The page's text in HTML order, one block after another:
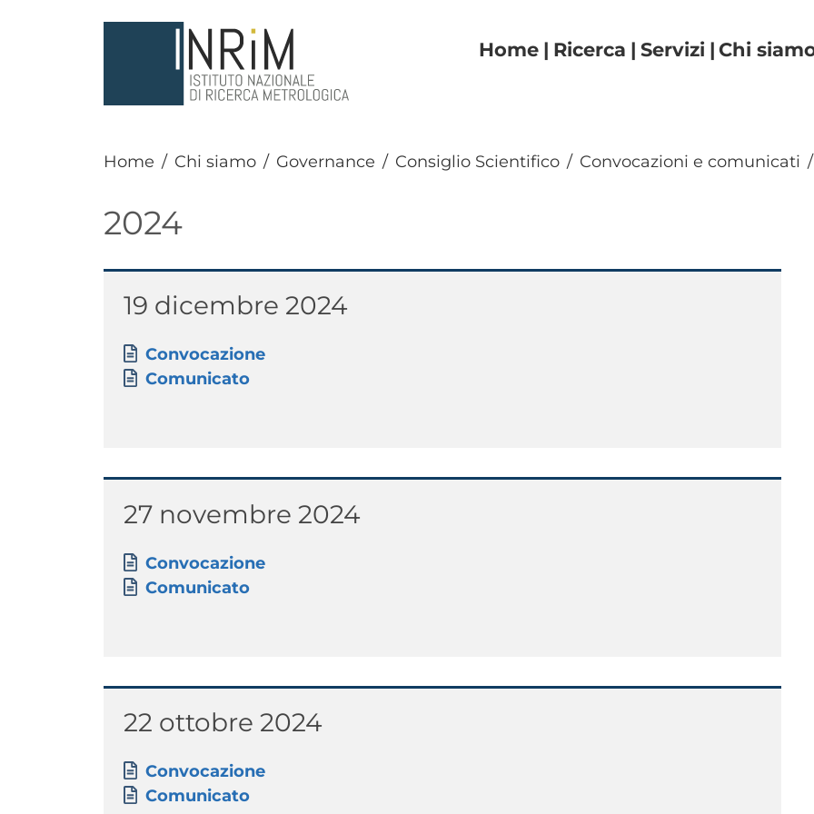
Navigazione principale
Home Ricerca Servizi Chi
Home Chi siamo Governance Consiglio Scientifico Convocazioni e comunicati
2024
Titolo
19 dicembre 2024
Paragrafo
Allegati
Documento
Convocazione
Documento
Comunicato
Titolo
27 novembre 2024
Paragrafo
Allegati
Documento
Convocazione
Documento
Comunicato
Titolo
22 ottobre 2024
Paragrafo
Allegati
Documento
Convocazione
Documento
Comunicato